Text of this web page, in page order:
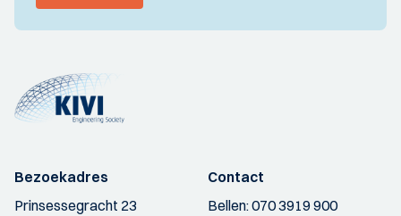
Bezoekadres
Prinsessegracht 23
Contact
Bellen:070 3919 900